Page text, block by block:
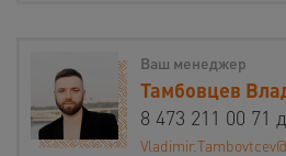
Ваш менеджер
Тамбовцев
8 473 211 00 71